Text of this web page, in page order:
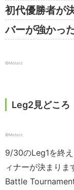
初代優勝者が
バーが強かっ
©️Motorz
Leg2見どころ
©️Motorz
9/30のLeg1を終
ィナーが決まりま
Battle